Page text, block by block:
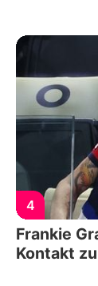
4
Frankie
Kontakt